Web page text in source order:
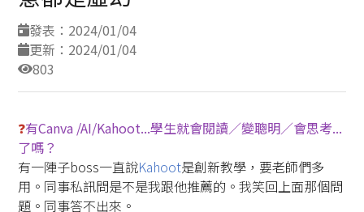
發表：2024/01/04
更新：2024/01/04
803
❓有Canva /AI/Kahoot...學生就會閱讀／變聰明／會思考...
了嗎？
有一陣子boss一直說Kahoot是創新教學，要老師們多
用。同事私訊問是不是我跟他推薦的。我笑回上面那個問
題。同事答不出來。